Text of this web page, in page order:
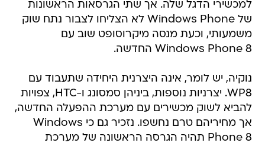
למכשירי הדגל שלה. אך שתי הגרסאות הראשונות
של Windows Phone לא הצליחו לצבור נתח שוק
משמעותי, וכעת מנסה מיקרוסופט שוב עם
Windows Phone 8 החדשה.
נוקיה, יש לומר, אינה היצרנית היחידה שתעבוד עם
WP8. יצרניות נוספות, ביניהן סמסונג ו-HTC, צפויות
להביא לשוק מכשירים עם מערכת ההפעלה החדשה,
אך מחיריהם טרם נחשפו. נזכיר גם כי Windows
Phone 8 תהיה הגרסה הראשונה של מערכת